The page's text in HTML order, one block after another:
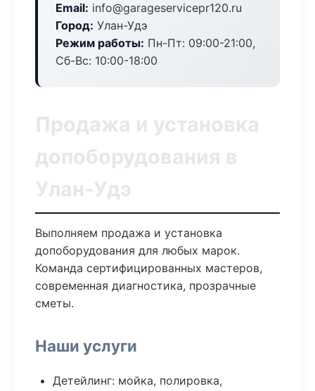
Email: info@garageservicepr120.ru
Город: Улан-Удэ
Режим работы: Пн-Пт: 09:00-21:00,
Сб-Вс: 10:00-18:00
Продажа и установка
допоборудования в
Улан-Удэ
Выполняем продажа и установка
допоборудования для любых марок.
Команда сертифицированных мастеров,
современная диагностика, прозрачные
сметы.
Наши услуги
Детейлинг: мойка, полировка,